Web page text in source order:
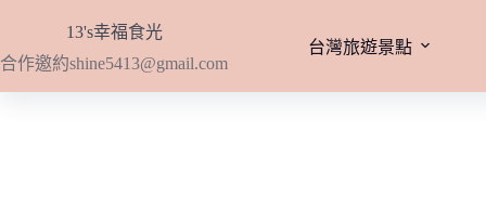
主
要
13's幸福食光
合作邀約shine5413@gmail.com
台灣旅遊景點